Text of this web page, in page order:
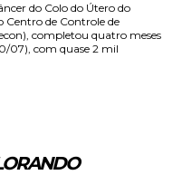
do Colo do Útero do
Centro de Controle de
completou quatro meses
07), com quase 2 mil